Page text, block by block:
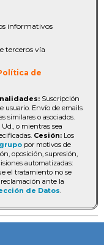
informativos
terceros vía
de
Suscripción
usuario. Envío de emails
similares o asociados.
o mientras sea
Cesión: Los
por motivos de
oposición, supresión,
automatizadas:
el tratamiento no se
ante la
de Datos.